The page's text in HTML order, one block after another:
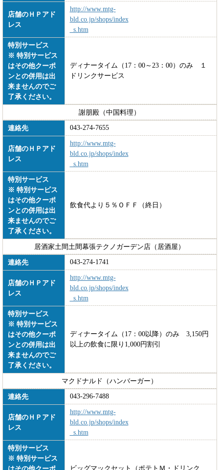
店舗のＨＰアド
レス
http://www.mtg-
bld.co.jp/shops/index
_s.htm
特別サービス
※ 特別サービス
はその他クーポ
ンとの併用は出
来ませんのでご
了承ください。
ディナータイム（17：00～23：00）のみ １
ドリンクサービス
謝朋殿（中国料理）
連絡先
043-274-7655
店舗のＨＰアド
レス
http://www.mtg-
bld.co.jp/shops/index
_s.htm
特別サービス
※ 特別サービス
はその他クーポ
ンとの併用は出
来ませんのでご
了承ください。
飲食代より５％ＯＦＦ（終日）
居酒家土間土間幕張テクノガーデン店（居酒屋）
連絡先
043-274-1741
店舗のＨＰアド
レス
http://www.mtg-
bld.co.jp/shops/index
_s.htm
特別サービス
※ 特別サービス
はその他クーポ
ンとの併用は出
来ませんのでご
了承ください。
ディナータイム（17：00以降）のみ 3,150円
以上の飲食に限り1,000円割引
マクドナルド（ハンバーガー）
連絡先
043-296-7488
店舗のＨＰアド
レス
http://www.mtg-
bld.co.jp/shops/index
_s.htm
特別サービス
※ 特別サービス
ビッグマックセット（ポテトＭ・ドリンク